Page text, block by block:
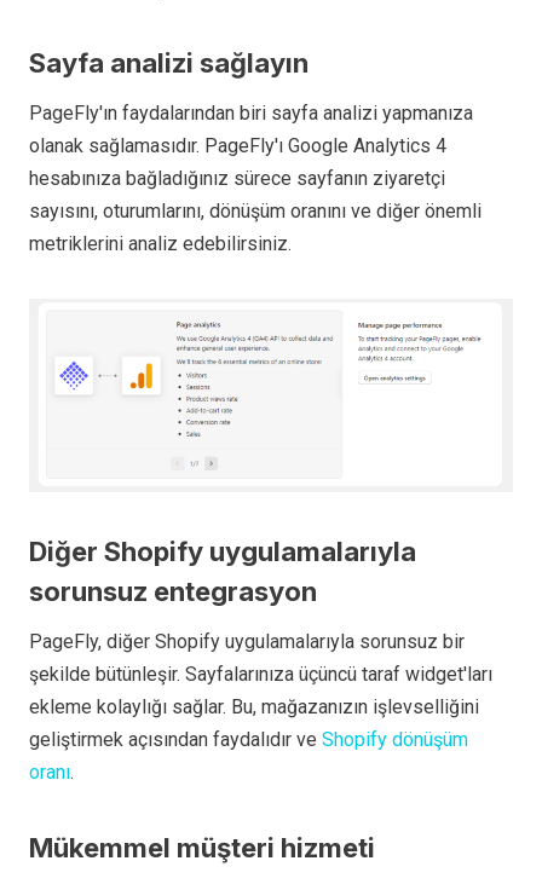
Sayfa analizi sağlayın
PageFly'ın faydalarından biri sayfa analizi yapmanıza
olanak sağlamasıdır. PageFly'ı Google Analytics 4
hesabınıza bağladığınız sürece sayfanın ziyaretçi
sayısını, oturumlarını, dönüşüm oranını ve diğer önemli
metriklerini analiz edebilirsiniz.
Diğer Shopify uygulamalarıyla
sorunsuz entegrasyon
PageFly, diğer Shopify uygulamalarıyla sorunsuz bir
şekilde bütünleşir. Sayfalarınıza üçüncü taraf widget'ları
ekleme kolaylığı sağlar. Bu, mağazanızın işlevselliğini
geliştirmek açısından faydalıdır ve Shopify dönüşüm
oranı.
Mükemmel müşteri hizmeti